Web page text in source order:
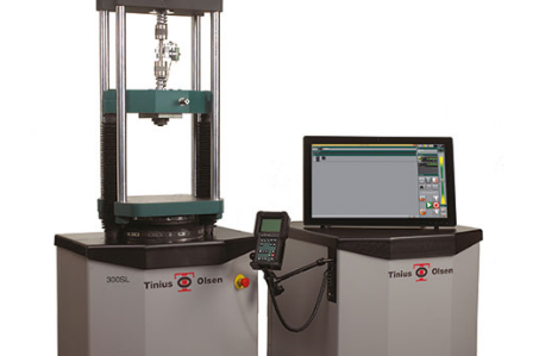
Tillämpningar
PROVNING
Provningsmetoder
MER INFO
Webbinarier om materialprovning
Presentationer från webbkonferens